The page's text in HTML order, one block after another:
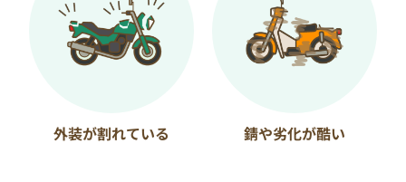
外装が割れている 錆や劣化が酷い